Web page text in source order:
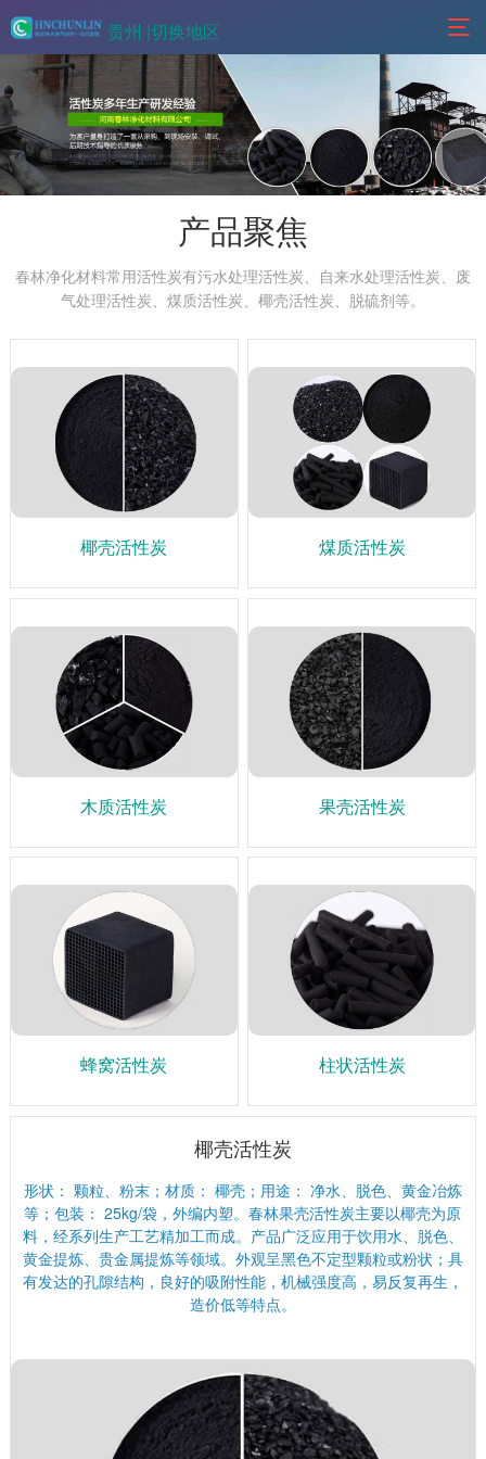
贵州 |切换地区
产品聚焦
春林净化材料常用活性炭有污水处理活性炭、自来水处理活性炭、废
气处理活性炭、煤质活性炭、椰壳活性炭、脱硫剂等。
椰壳活性炭 煤质活性炭
木质活性炭 果壳活性炭
蜂窝活性炭 柱状活性炭
椰壳活性炭
形状： 颗粒、粉末；材质： 椰壳；用途： 净水、脱色、黄金冶炼
等；包装： 25kg/袋，外编内塑。春林果壳活性炭主要以椰壳为原
料，经系列生产工艺精加工而成。产品广泛应用于饮用水、脱色、
黄金提炼、贵金属提炼等领域。外观呈黑色不定型颗粒或粉状；具
有发达的孔隙结构，良好的吸附性能，机械强度高，易反复再生，
造价低等特点。